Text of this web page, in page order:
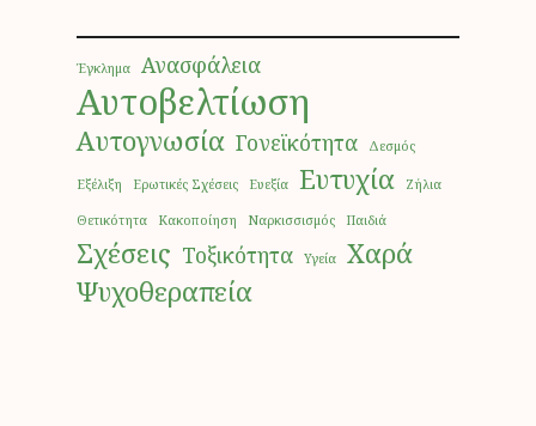
Έγκλημα Ανασφάλεια
Αυτοβελτίωση
Αυτογνωσία Γονεϊκότητα Δεσμός
Εξέλιξη Ερωτικές Σχέσεις Ευεξία Ευτυχία Ζήλια
Θετικότητα Κακοποίηση Ναρκισσισμός Παιδιά
Σχέσεις Τοξικότητα Υγεία
Χαρά
Ψυχοθεραπεία